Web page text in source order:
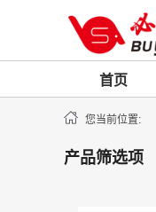
首页
您当前位置:
产品筛选项